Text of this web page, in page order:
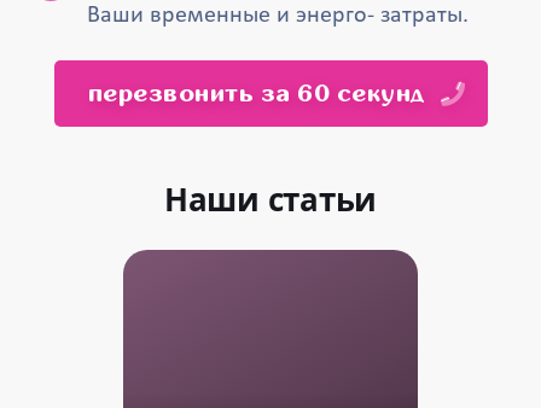
Ваши временные и энерго- затраты.
перезвонить за 60 секунд
Наши статьи